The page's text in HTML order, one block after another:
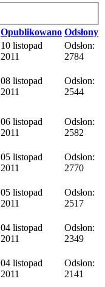
Opublikowano Odsłony
10 listopad
2011
Odsłon:
2784
08 listopad
2011
Odsłon:
2544
06 listopad
2011
Odsłon:
2582
05 listopad
2011
Odsłon:
2770
05 listopad
2011
Odsłon:
2517
04 listopad
2011
Odsłon:
2349
04 listopad
2011
Odsłon:
2141